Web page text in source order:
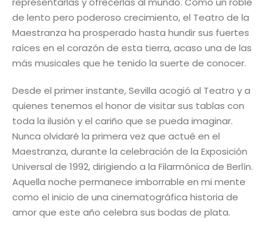
de lento pero poderoso crecimiento, el Teatro de la
Maestranza ha prosperado hasta hundir sus fuertes
raíces en el corazón de esta tierra, acaso una de las
más musicales que he tenido la suerte de conocer.
Desde el primer instante, Sevilla acogió al Teatro y a
quienes tenemos el honor de visitar sus tablas con
toda la ilusión y el cariño que se pueda imaginar.
Nunca olvidaré la primera vez que actué en el
Maestranza, durante la celebración de la Exposición
Universal de 1992, dirigiendo a la Filarmónica de Berlín.
Aquella noche permanece imborrable en mi mente
como el inicio de una cinematográfica historia de
amor que este año celebra sus bodas de plata.